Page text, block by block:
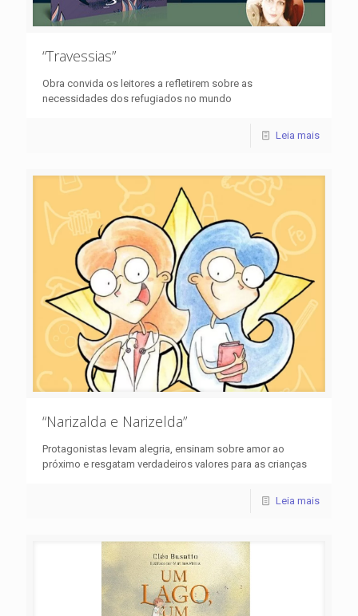
“Travessias”
Obra convida os leitores a refletirem sobre as
necessidades dos refugiados no mundo
Leia mais
“Narizalda e Narizelda”
Protagonistas levam alegria, ensinam sobre amor ao
próximo e resgatam verdadeiros valores para as crianças
Leia mais